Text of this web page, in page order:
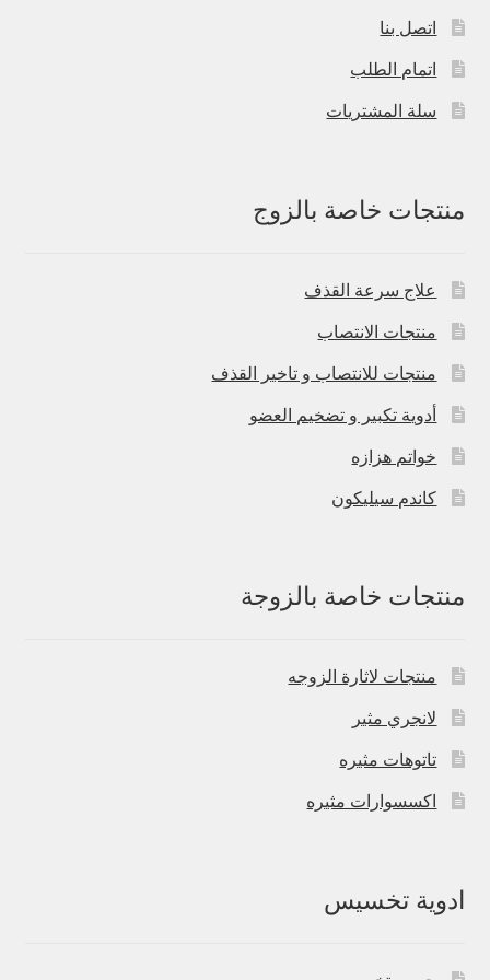
اتصل بنا
اتمام الطلب
سلة المشتريات
منتجات خاصة بالزوج
علاج سرعة القذف
منتجات الانتصاب
منتجات للانتصاب و تاخير القذف
أدوية تكبير و تضخيم العضو
خواتم هزازه
كاندم سيليكون
منتجات خاصة بالزوجة
منتجات لاثارة الزوجه
لانجري مثير
تاتوهات مثيره
اكسسوارات مثيره
ادوية تخسيس